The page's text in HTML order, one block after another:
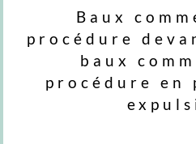
Baux
procédure
baux
procédure en